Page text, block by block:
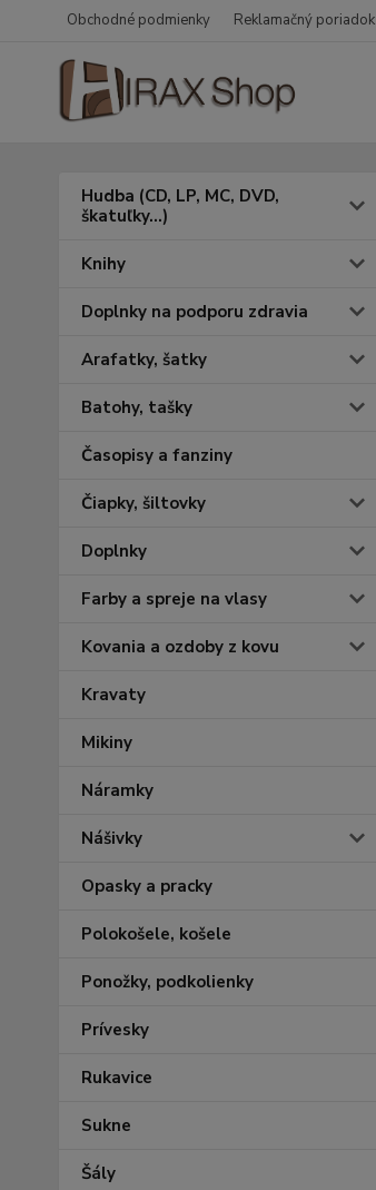
Obchodné podmienky Reklamačný poriadok
Hudba (CD, LP, MC, DVD,
škatuľky...)
Knihy
Doplnky na podporu zdravia
Arafatky, šatky
Batohy, tašky
Časopisy a fanziny
Čiapky, šiltovky
Doplnky
Farby a spreje na vlasy
Kovania a ozdoby z kovu
Kravaty
Mikiny
Náramky
Nášivky
Opasky a pracky
Polokošele, košele
Ponožky, podkolienky
Prívesky
Rukavice
Sukne
Šály